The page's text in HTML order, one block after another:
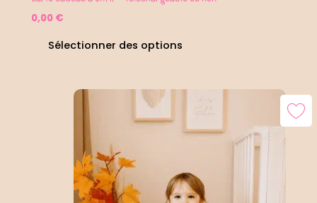
0,00 €
Sélectionner des options
Le
prix
initial
était :
78,00 €.
actuel
69,00 €.